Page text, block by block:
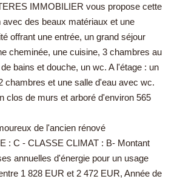
IMMOBILIER vous propose cette
des beaux matériaux et une
offrant une entrée, un grand séjour
cheminée, une cuisine, 3 chambres au
bains et douche, un wc. A l'étage : un
chambres et une salle d'eau avec wc.
clos de murs et arboré d'environ 565
de l'ancien rénové
: C - CLASSE CLIMAT : B- Montant
annuelles d'énergie pour un usage
1 828 EUR et 2 472 EUR, Année de